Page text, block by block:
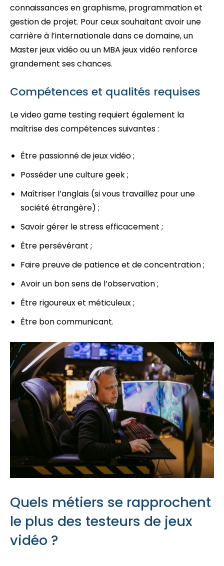
connaissances en graphisme, programmation et
gestion de projet. Pour ceux souhaitant avoir une
carrière à l’internationale dans ce domaine, un
Master jeux vidéo ou un MBA jeux vidéo renforce
grandement ses chances.
Compétences et qualités requises
Le video game testing requiert également la
maîtrise des compétences suivantes :
Être passionné de jeux vidéo ;
Posséder une culture geek ;
Maîtriser l’anglais (si vous travaillez pour une
société étrangère) ;
Savoir gérer le stress efficacement ;
Être persévérant ;
Faire preuve de patience et de concentration ;
Avoir un bon sens de l’observation ;
Être rigoureux et méticuleux ;
Être bon communicant.
Quels métiers se rapprochent
le plus des testeurs de jeux
vidéo ?